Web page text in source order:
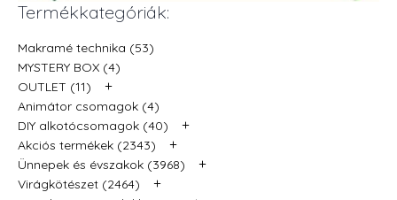
Termékkategóriák:
Makramé technika (53)
MYSTERY BOX (4)
OUTLET (11)
+
Animátor csomagok (4)
DIY alkotócsomagok (40)
+
Akciós termékek (2343) +
Ünnepek és évszakok (3968) +
Virágkötészet (2464) +